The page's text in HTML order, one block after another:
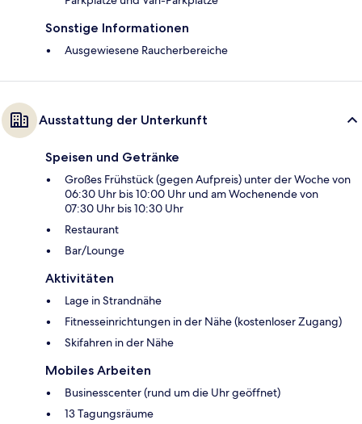
Sonstige Informationen
Ausgewiesene Raucherbereiche
Ausstattung der Unterkunft
Speisen und Getränke
Großes Frühstück (gegen Aufpreis) unter der Woche von
06:30 Uhr bis 10:00 Uhr und am Wochenende von
07:30 Uhr bis 10:30 Uhr
Restaurant
Bar/Lounge
Aktivitäten
Lage in Strandnähe
Fitnesseinrichtungen in der Nähe (kostenloser Zugang)
Skifahren in der Nähe
Mobiles Arbeiten
Businesscenter (rund um die Uhr geöffnet)
13 Tagungsräume